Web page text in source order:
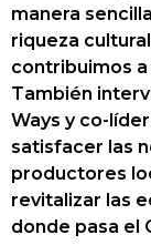
manera
riqueza
contribuimos
También
Ways y co-líder
satisfacer las
productores
revitalizar las
donde pasa el